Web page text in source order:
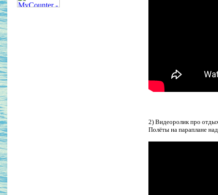
2) Видеоролик про
Полёты на параплане